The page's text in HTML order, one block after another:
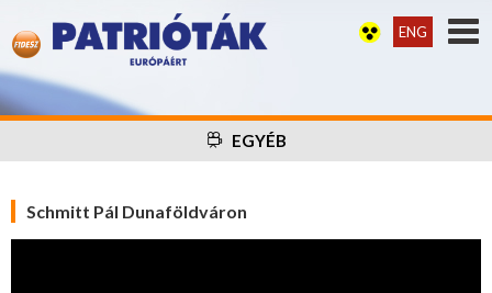
ENG
EGYÉB
Schmitt Pál Dunaföldváron